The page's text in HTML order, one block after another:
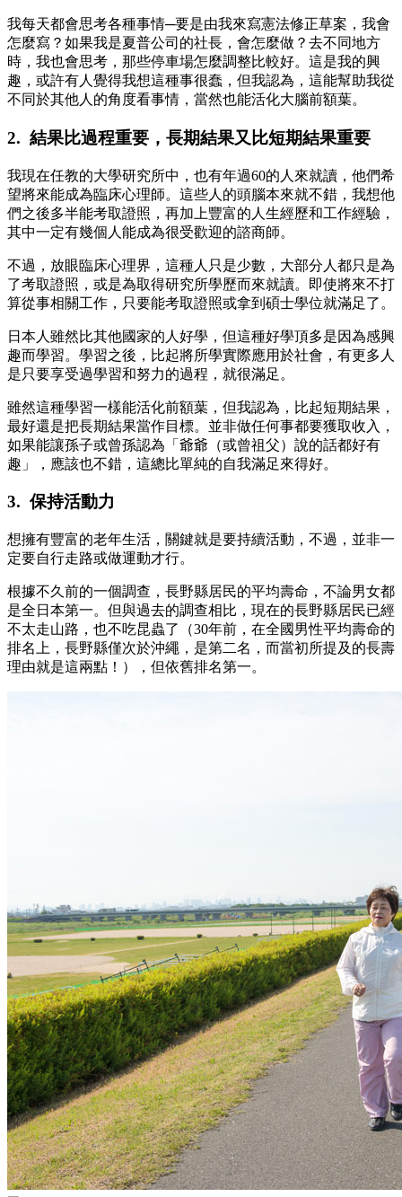
我每天都會思考各種事情─要是由我來寫憲法修正草案，我會
怎麼寫？如果我是夏普公司的社長，會怎麼做？去不同地方
時，我也會思考，那些停車場怎麼調整比較好。這是我的興
趣，或許有人覺得我想這種事很蠢，但我認為，這能幫助我從
不同於其他人的角度看事情，當然也能活化大腦前額葉。
2. 結果比過程重要，長期結果又比短期結果重要
我現在任教的大學研究所中，也有年過60的人來就讀，他們希
望將來能成為臨床心理師。這些人的頭腦本來就不錯，我想他
們之後多半能考取證照，再加上豐富的人生經歷和工作經驗，
其中一定有幾個人能成為很受歡迎的諮商師。
不過，放眼臨床心理界，這種人只是少數，大部分人都只是為
了考取證照，或是為取得研究所學歷而來就讀。即使將來不打
算從事相關工作，只要能考取證照或拿到碩士學位就滿足了。
日本人雖然比其他國家的人好學，但這種好學頂多是因為感興
趣而學習。學習之後，比起將所學實際應用於社會，有更多人
是只要享受過學習和努力的過程，就很滿足。
雖然這種學習一樣能活化前額葉，但我認為，比起短期結果，
最好還是把長期結果當作目標。並非做任何事都要獲取收入，
如果能讓孫子或曾孫認為「爺爺（或曾祖父）說的話都好有
趣」，應該也不錯，這總比單純的自我滿足來得好。
3. 保持活動力
想擁有豐富的老年生活，關鍵就是要持續活動，不過，並非一
定要自行走路或做運動才行。
根據不久前的一個調查，長野縣居民的平均壽命，不論男女都
是全日本第一。但與過去的調查相比，現在的長野縣居民已經
不太走山路，也不吃昆蟲了（30年前，在全國男性平均壽命的
排名上，長野縣僅次於沖繩，是第二名，而當初所提及的長壽
理由就是這兩點！），但依舊排名第一。